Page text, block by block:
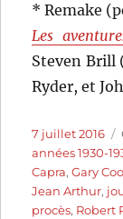
* Remake
Les
Steven Brill
Ryder, et
Publié
le
7 juillet 2016
années 1930-
Capra,Gary
Jean Arthur,
procès, Robert